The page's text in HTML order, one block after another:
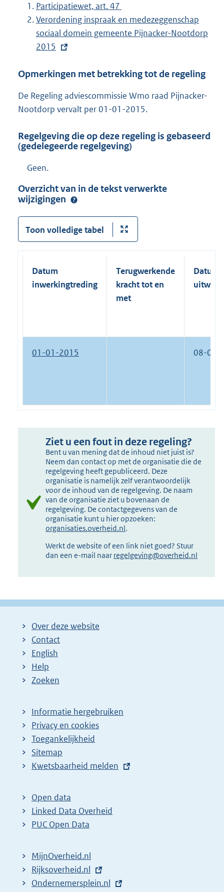
Participatiewet, art. 47
E
x
t
r
e
l
n
:
Verordening inspraak en medezeggenschap
sociaal domein gemeente Pijnacker-Nootdorp
2015
Opmerkingen met betrekking tot de regeling
De Regeling adviescommissie Wmo raad Pijnacker-
Nootdorp vervalt per 01-01-2015.
Regelgeving die op deze regeling is gebaseerd
(gedelegeerde regelgeving)
Geen.
Overzicht van in de tekst verwerkte
wijzigingen
Toon volledige tabel
Datum
inwerkingtreding
Terugwerkende
kracht tot en
met
Datum
01-01-2015 08-09-
Ziet u een fout in deze regeling?
Bent u van mening dat de inhoud niet juist is?
Neem dan contact op met de organisatie die de
regelgeving heeft gepubliceerd. Deze
organisatie is namelijk zelf verantwoordelijk
voor de inhoud van de regelgeving. De naam
van de organisatie ziet u bovenaan de
regelgeving. De contactgegevens van de
organisatie kunt u hier opzoeken:
organisaties.overheid.nl.
Werkt de website of een link niet goed? Stuur
dan een e-mail naar regelgeving@overheid.nl
Over deze website
Contact
English
Help
Zoeken
Informatie hergebruiken
Privacy en cookies
Toegankelijkheid
Sitemap
E
t
e
r
l
i
n
Kwetsbaarheid melden
Open data
Linked Data Overheid
PUC Open Data
MijnOverheid.nl
E
x
Rijksoverheid.nl
E
Ondernemersplein.nl